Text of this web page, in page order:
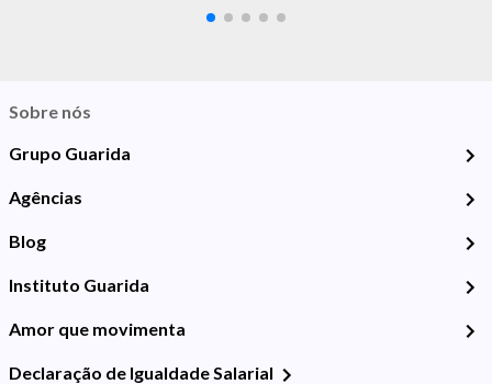
Sobre nós
Grupo Guarida
Agências
Blog
Instituto Guarida
Amor que movimenta
Declaração de Igualdade Salarial